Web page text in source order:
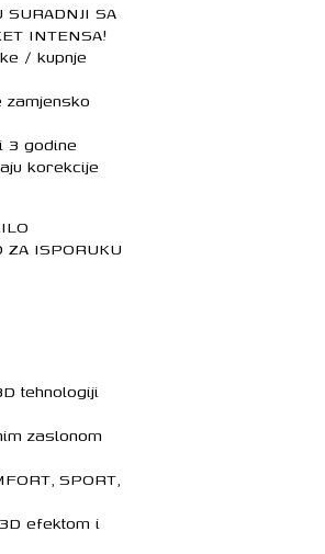
SURADNJI SA
INTENSA!
/ kupnje
3 godine
korekcije
ZA ISPORUKU
tehnologiji
zaslonom
SPORT,
efektom i